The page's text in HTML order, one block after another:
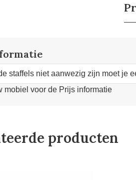
staffels niet aanwezig zijn moet je
mobiel voor de Prijs informatie
producten